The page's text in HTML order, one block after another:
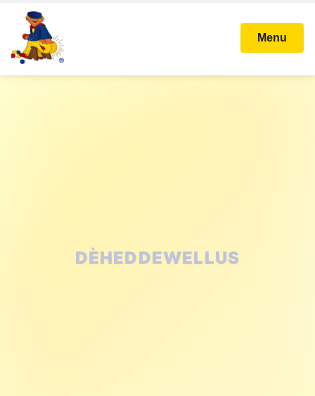
Menu
STICHTING KARNAVAL
BALLEFRUTTERSGAT